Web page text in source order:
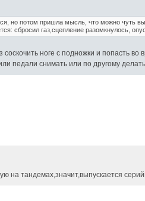
но потом пришла мысль, что можно чуть
сбросил газ,сцепление разомкнулось,
ноге с подножки и попасть
педали снимать или по другому
на тандемах,значит,выпускается